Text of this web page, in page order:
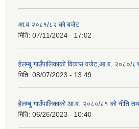
आ.व २०८१/८२ को बजेट
मिति: 07/11/2024 - 17:02
हेलम्बु गाउँपालिकाको विकास वजेट,आ.ब. २०८०/८१
मिति: 08/07/2023 - 13:49
हेलम्बु गाउँपालिकाको आ.व. २०८०/८१ को नीति
मिति: 06/26/2023 - 10:40